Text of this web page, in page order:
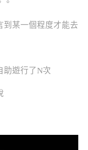
到某一個程度才能去
助遊行了N次